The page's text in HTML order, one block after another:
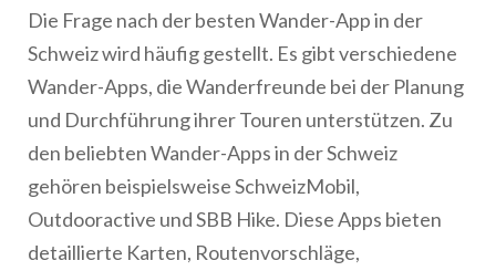
Die Frage nach der besten Wander-App in der
Schweiz wird häufig gestellt. Es gibt verschiedene
Wander-Apps, die Wanderfreunde bei der Planung
und Durchführung ihrer Touren unterstützen. Zu
den beliebten Wander-Apps in der Schweiz
gehören beispielsweise SchweizMobil,
Outdooractive und SBB Hike. Diese Apps bieten
detaillierte Karten, Routenvorschläge,